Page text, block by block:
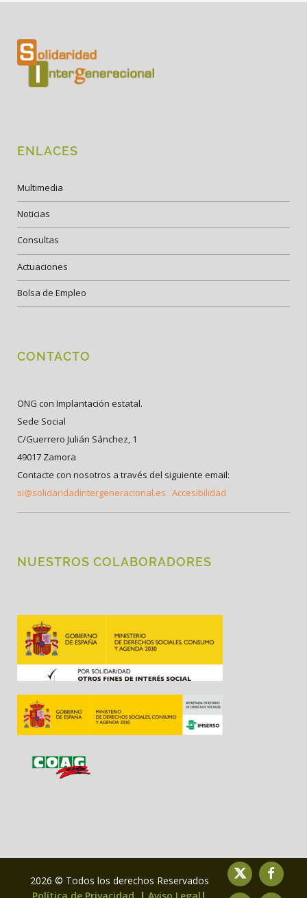
ENLACES
Multimedia
Noticias
Consultas
Actuaciones
Bolsa de Empleo
CONTACTO
ONG con Implantación estatal.
Sede Social
C/Guerrero Julián Sánchez, 1
49017 Zamora
Contacte con nosotros a través del siguiente email:
si@solidaridadintergeneracional.es Accesibilidad
NUESTROS COLABORADORES
2026 © Todos los derechos Reservados